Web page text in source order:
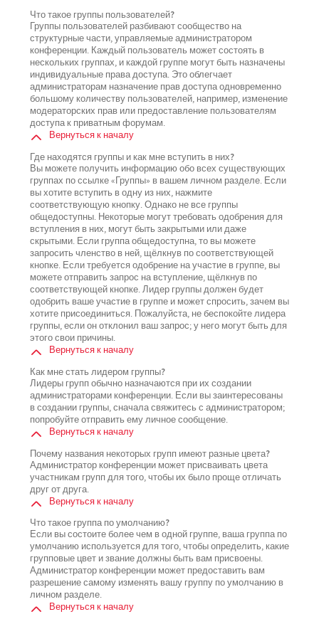
Что такое группы пользователей?
Группы пользователей разбивают сообщество на
структурные части, управляемые администратором
конференции. Каждый пользователь может состоять в
нескольких группах, и каждой группе могут быть назначены
индивидуальные права доступа. Это облегчает
администраторам назначение прав доступа одновременно
большому количеству пользователей, например, изменение
модераторских прав или предоставление пользователям
доступа к приватным форумам.
Вернуться к началу
Где находятся группы и как мне вступить в них?
Вы можете получить информацию обо всех существующих
группах по ссылке «Группы» в вашем личном разделе. Если
вы хотите вступить в одну из них, нажмите
соответствующую кнопку. Однако не все группы
общедоступны. Некоторые могут требовать одобрения для
вступления в них, могут быть закрытыми или даже
скрытыми. Если группа общедоступна, то вы можете
запросить членство в ней, щёлкнув по соответствующей
кнопке. Если требуется одобрение на участие в группе, вы
можете отправить запрос на вступление, щёлкнув по
соответствующей кнопке. Лидер группы должен будет
одобрить ваше участие в группе и может спросить, зачем вы
хотите присоединиться. Пожалуйста, не беспокойте лидера
группы, если он отклонил ваш запрос; у него могут быть для
этого свои причины.
Вернуться к началу
Как мне стать лидером группы?
Лидеры групп обычно назначаются при их создании
администраторами конференции. Если вы заинтересованы
в создании группы, сначала свяжитесь с администратором;
попробуйте отправить ему личное сообщение.
Вернуться к началу
Почему названия некоторых групп имеют разные цвета?
Администратор конференции может присваивать цвета
участникам групп для того, чтобы их было проще отличать
друг от друга.
Вернуться к началу
Что такое группа по умолчанию?
Если вы состоите более чем в одной группе, ваша группа по
умолчанию используется для того, чтобы определить, какие
групповые цвет и звание должны быть вам присвоены.
Администратор конференции может предоставить вам
разрешение самому изменять вашу группу по умолчанию в
личном разделе.
Вернуться к началу